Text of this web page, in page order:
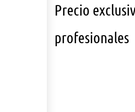
Precio
profesionales